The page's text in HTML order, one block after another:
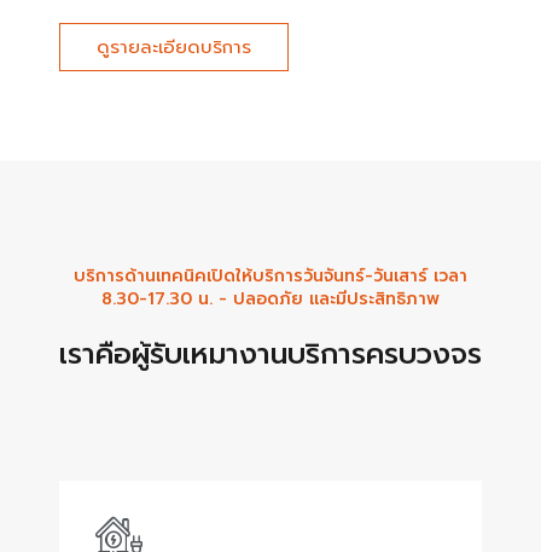
ดูรายละเอียดบริการ
บริการด้านเทคนิคเปิดให้บริการวันจันทร์-วันเสาร์ เวลา
8.30-17.30 น. - ปลอดภัย และมีประสิทธิภาพ
เราคือผู้รับเหมางานบริการครบวงจร